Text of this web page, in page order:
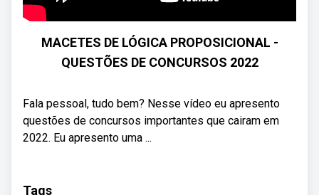
MACETES DE LÓGICA PROPOSICIONAL -
QUESTÕES DE CONCURSOS 2022
Fala pessoal, tudo bem? Nesse vídeo eu apresento
questões de concursos importantes que cairam em
2022. Eu apresento uma ...
Tags